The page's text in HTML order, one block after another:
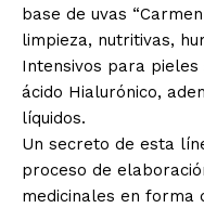
base de uvas
limpieza, nutritivas,
Intensivos para
ácido Hialurónico,
líquidos.
Un secreto de esta
proceso de
medicinales en forma